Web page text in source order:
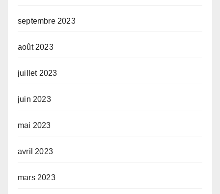
septembre 2023
août 2023
juillet 2023
juin 2023
mai 2023
avril 2023
mars 2023